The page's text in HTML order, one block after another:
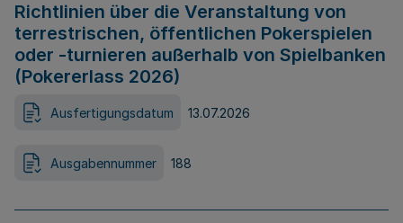
Richtlinien über die Veranstaltung von
terrestrischen, öffentlichen Pokerspielen
oder -turnieren außerhalb von Spielbanken
(Pokererlass 2026)
Ausfertigungsdatum 13.07.2026
Ausgabennummer 188